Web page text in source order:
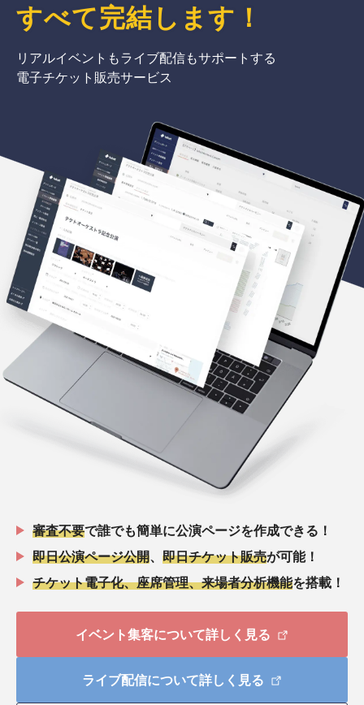
すべて完結 します ！
リアルイベントもライブ配信もサポートする
電子チケット販売サービス
審査不要で誰でも簡単に公演ページを作成できる！
即日公演ページ公開
即日チケット販売が可能！
チケット電子化、座席管理、来場者分析機能を搭載！
イベント集客について詳しく見る
ライブ配信について詳しく見る